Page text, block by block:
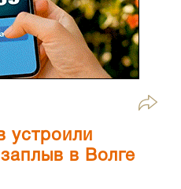
устроили
в Волге